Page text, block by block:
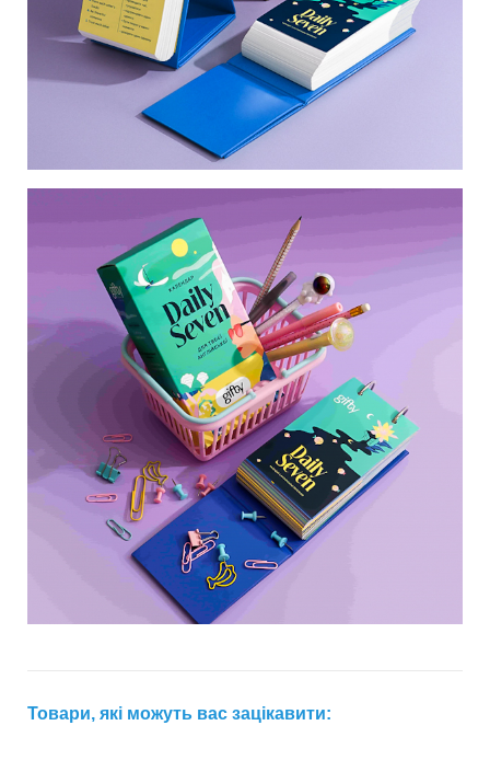
Товари, які можуть вас зацікавити: